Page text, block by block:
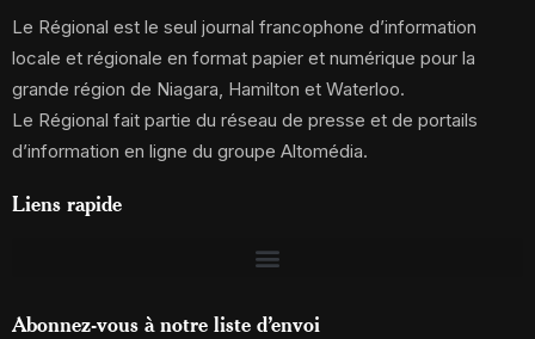
Le Régional est le seul journal francophone d’information
locale et régionale en format papier et numérique pour la
grande région de Niagara, Hamilton et Waterloo.
Le Régional fait partie du réseau de presse et de portails
d’information en ligne du groupe Altomédia.
Liens rapide
Abonnez-vous à notre liste d’envoi